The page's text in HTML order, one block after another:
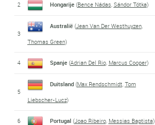
2 Hongarije(Bence Nádas, Sándor Tótka)
3
Australië(Jean Van Der Westhuyzen,
Thomas Green)
4 Spanje(Adrian Del Rio, Marcus Cooper)
5
Duitsland(Max Rendschmidt, Tom
Liebscher-Lucz)
6 Portugal (Joao Ribeiro, Messias Baptista)